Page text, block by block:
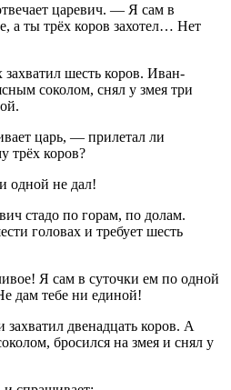
царевич. — Я сам в
а ты трёх коров захотел… Нет
захватил шесть коров. Иван-
соколом, снял у змея три
царь, — прилетал ли
трёх коров?
одной не дал!
стадо по горам, по долам.
головах и требует шесть
Я сам в суточки ем по одной
дам тебе ни единой!
двенадцать коров. А
бросился на змея и снял у